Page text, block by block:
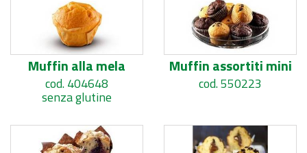
Muffin alla mela
cod. 404648
senza glutine
Muffin assortiti mini
cod. 550223